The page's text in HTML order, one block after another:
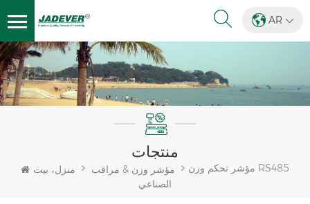
AR
منتجات
منزل، بيت مؤشر وزن & مراقب
مؤشر تحكم وزن RS485
الصناعي